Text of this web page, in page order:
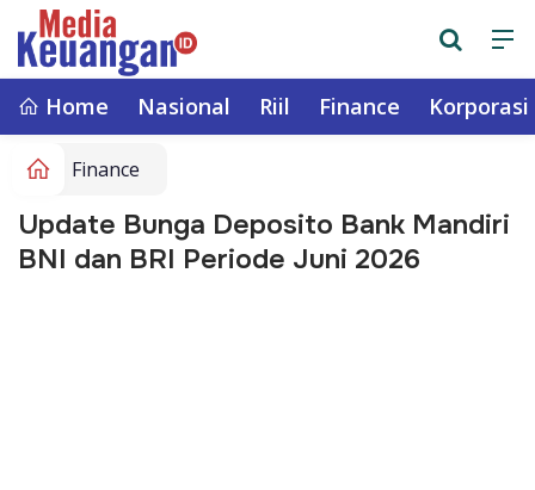
Home Nasional Riil Finance Korporasi
Finance
Update Bunga Deposito Bank Mandiri
BNI dan BRI Periode Juni 2026